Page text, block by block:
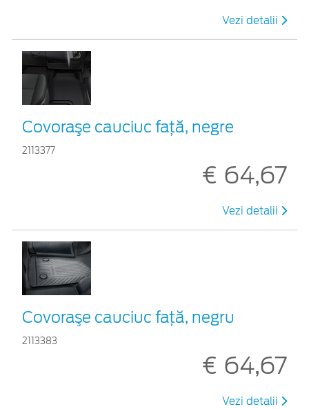
Vezi detalii
Covoraşe cauciuc faţă, negre
2113377
€ 64,67
Vezi detalii
Covoraşe cauciuc față, negru
2113383
€ 64,67
Vezi detalii